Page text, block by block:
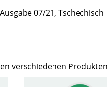
07/21, Tschechisch
verschiedenen